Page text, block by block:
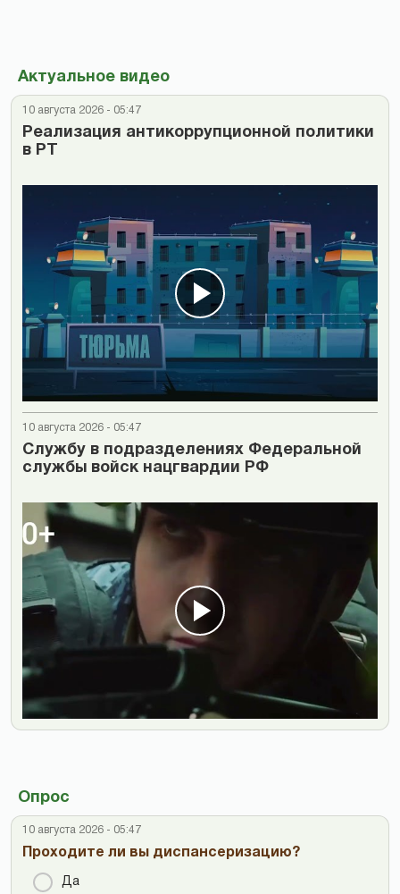
Актуальное видео
10 августа 2026 - 05:47
Реализация антикоррупционной политики
в РТ
10 августа 2026 - 05:47
Cлужбу в подразделениях Федеральной
службы войск нацгвардии РФ
Опрос
10 августа 2026 - 05:47
Проходите ли вы диспансеризацию?
Да